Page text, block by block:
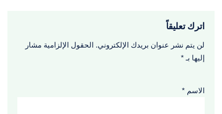
اترك تعليقاً
لن يتم نشر عنوان بريدك الإلكتروني. الحقول الإلزامية مشار
إليها بـ *
الاسم *